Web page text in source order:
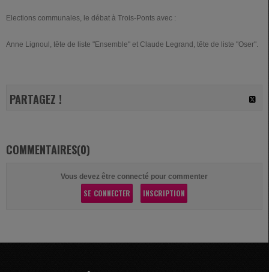
Elections communales, le débat à Trois-Ponts avec :
Anne Lignoul, tête de liste "Ensemble" et Claude Legrand, tête de liste "Oser".
PARTAGEZ !
COMMENTAIRES(0)
Vous devez être connecté pour commenter
SE CONNECTER INSCRIPTION